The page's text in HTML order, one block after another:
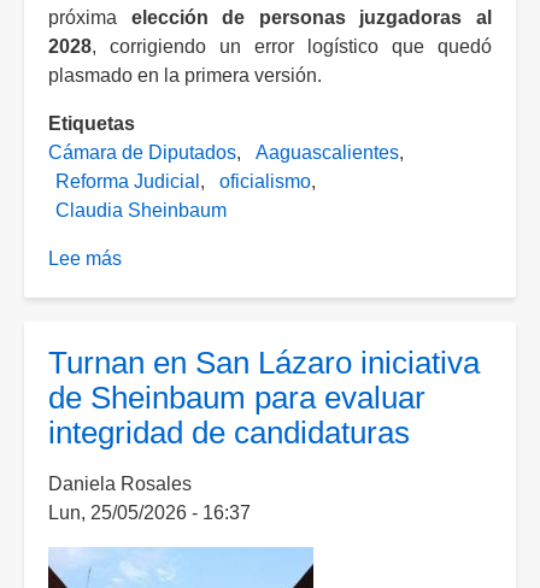
próxima elección de personas juzgadoras al
2028, corrigiendo un error logístico que quedó
plasmado en la primera versión.
Etiquetas
Cámara de Diputados
Aaguascalientes
Reforma Judicial
oficialismo
Claudia Sheinbaum
Lee más
reforma
a
la
judicial
¿cómo
votaron
en
Turnan en San Lázaro iniciativa
de Sheinbaum para evaluar
integridad de candidaturas
Daniela Rosales
Lun, 25/05/2026 - 16:37